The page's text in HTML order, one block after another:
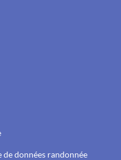
de données randonnée